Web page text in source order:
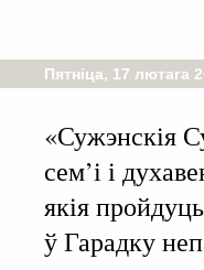
Пятніца, 17 лютага
«Сужэнскія
сем’і і
якія
ў Гарадку